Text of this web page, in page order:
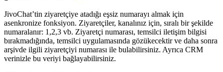
JivoChat’tin ziyaretçiye atadığı eşsiz numarayı almak için
asenkronize fonksiyon. Ziyaretçiler, kanalınız için, sıralı bir şekilde
numaralanır: 1,2,3 vb. Ziyaretçi numarası, temsilci iletişim bilgisi
bırakmadığında, temsilci uygulamasında gözükecektir ve daha sonra
arşivde ilgili ziyaretçiyi numarası ile bulabilirsiniz. Ayrıca CRM
verinizle bu veriyi bağlayabilirsiniz.